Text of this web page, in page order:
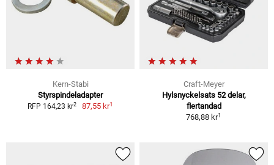
Kern-Stabi
Styrspindeladapter
RFP 164,23 kr2 87,55 kr1
Craft-Meyer
Hylsnyckelsats 52 delar,
flertandad
768,88 kr1